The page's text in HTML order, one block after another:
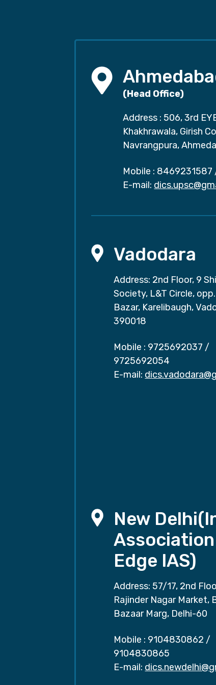
(Head Office)
Address : 506, 3rd
Khakhrawala, Girish
Navrangpura,
Mobile : 8469231587
E-mail:
Vadodara
Address: 2nd Floor, 9
Society, L&T Circle,
Bazar, Karelibaugh,
390018
Mobile : 9725692037 /
9725692054
E-mail:
New
Edge IAS)
Address: 57/17, 2nd
Rajinder Nagar Market,
Bazaar Marg, Delhi-60
Mobile : 9104830862 /
9104830865
E-mail: